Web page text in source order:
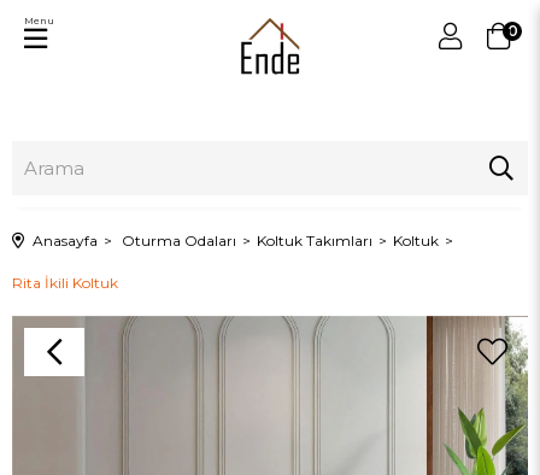
0
Menu
Anasayfa Oturma Odaları Koltuk Takımları Koltuk
Rita İkili Koltuk